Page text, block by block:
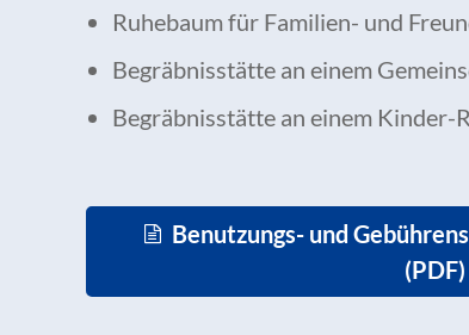
Ruhebaum für Familien- und
Begräbnisstätte an einem
Begräbnisstätte an einem Kinder-
Benutzungs- und
(PDF)